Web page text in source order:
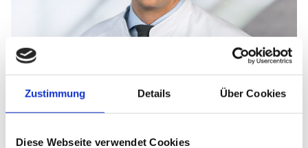
Zustimmung Details Über Cookies
Diese Webseite verwendet Cookies